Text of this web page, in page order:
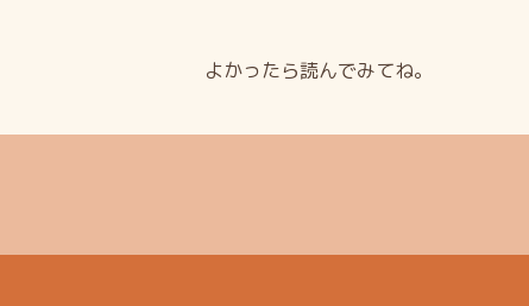
よかったら読んでみてね。